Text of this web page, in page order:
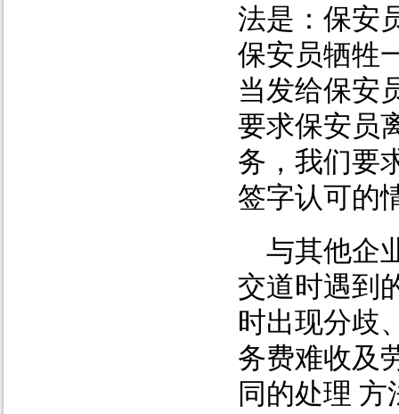
法是：保安
保安员牺牲
当发给保安
要求保安员
务，我们要
签字认可的
与其他企
交道时遇到
时出现分歧
务费难收及
同的处理